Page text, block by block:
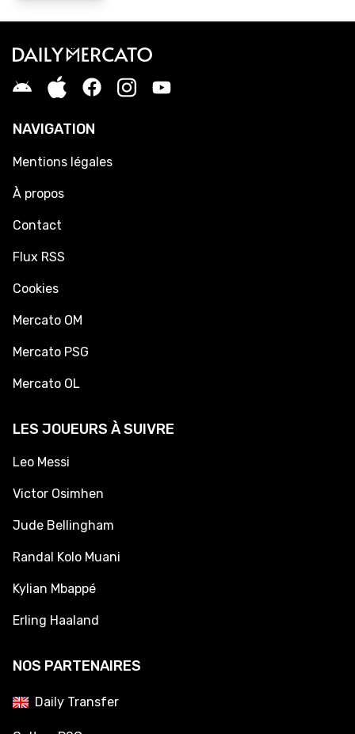
NAVIGATION
Mentions légales
À propos
Contact
Flux RSS
Cookies
Mercato OM
Mercato PSG
Mercato OL
LES JOUEURS À SUIVRE
Leo Messi
Victor Osimhen
Jude Bellingham
Randal Kolo Muani
Kylian Mbappé
Erling Haaland
NOS PARTENAIRES
Daily Transfer